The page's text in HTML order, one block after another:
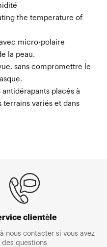
the temperature of
micro-polaire
la peau.
sans compromettre le
placés à
terrains variés et dans
clientèle
nous contacter si vous avez
des questions